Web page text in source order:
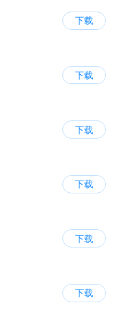
下载
下载
下载
下载
下载
下载